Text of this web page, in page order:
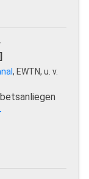
, EWTN, u. v.